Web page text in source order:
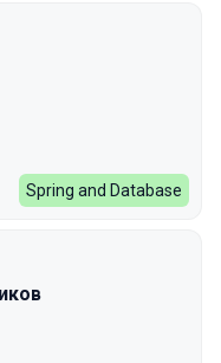
Spring and Database